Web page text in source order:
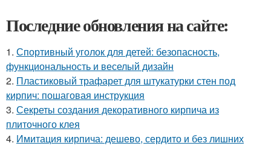
Последние обновления на сайте:
1. Спортивный уголок для детей: безопасность,
функциональность и веселый дизайн
2. Пластиковый трафарет для штукатурки стен под
кирпич: пошаговая инструкция
3. Секреты создания декоративного кирпича из
плиточного клея
4. Имитация кирпича: дешево, сердито и без лишних